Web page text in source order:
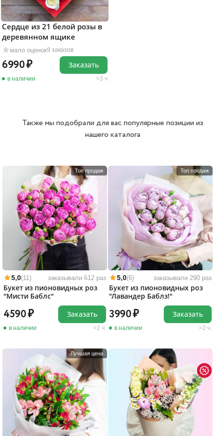
мало оценок9 заказов
Сердце из 21 белой розы в
деревянном ящике
6990
в наличии 3 ч
Заказать
Также мы подобрали для вас популярные позиции из
нашего каталога
Топ продаж
5,0(11) заказывали 612 раз
Букет из пионовидных роз
"Мисти Баблс"
4590
в наличии 2 ч.
Заказать
Топ продаж
5,0(6) заказывали 290 раз
Букет из пионовидных роз
"Лавандер Баблз!"
3990
в наличии 2 ч.
Заказать
Лучшая цена